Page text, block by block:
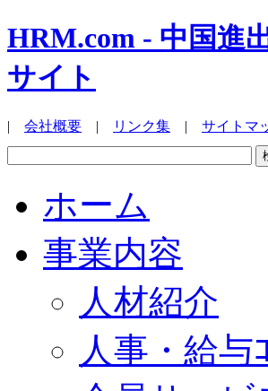
HRM.com - 中国進
サイト
| 会社概要 | リンク集 | サイトマ
ホーム
事業内容
人材紹介
人事・給与